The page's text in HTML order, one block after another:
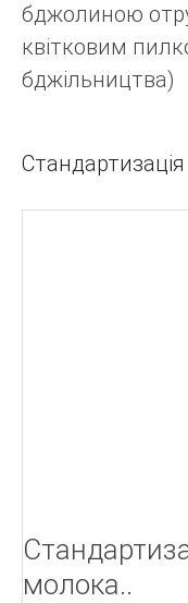
бджолиною
квітковим
бджільництва)
молока..